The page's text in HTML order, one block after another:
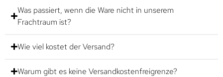
Was passiert, wenn die Ware nicht in unserem
Frachtraum ist?
Wie viel kostet der Versand?
Warum gibt es keine Versandkostenfreigrenze?